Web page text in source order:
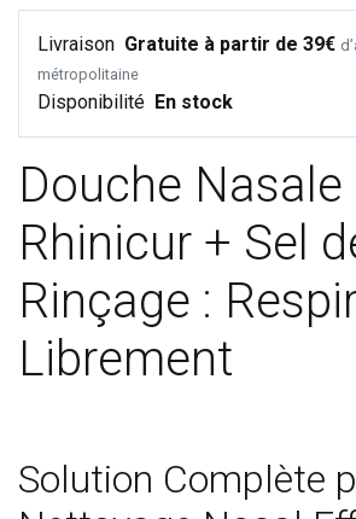
Livraison Gratuite à partir de 39€
métropolitaine
Disponibilité En stock
Douche Nasale
Rhinicur + Sel
Rinçage :
Librement
Solution Complète